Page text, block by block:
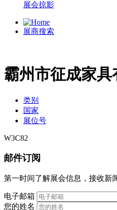
展会掠影
展商搜索
霸州市征成家具
类别
国家
展位号
W3C82
邮件订阅
第一时间了解展会信息，接收新
电子邮箱
您的姓名